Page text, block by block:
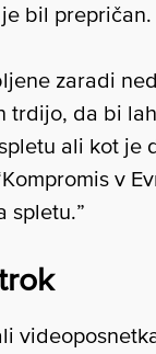
bil prepričan.
zaradi
trdijo, da bi
ali kot je
v
spletu.”